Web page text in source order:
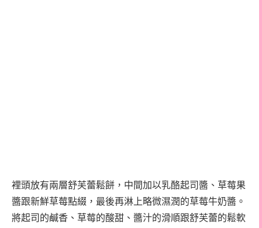
裡頭放有兩層舒芙蕾鬆餅，中間加以乳酪起司醬、草莓果
醬跟新鮮草莓點綴，最後再淋上略微濕潤的草莓牛奶醬。
將起司的鹹香、草莓的酸甜、醬汁的滑順跟舒芙蕾的鬆軟